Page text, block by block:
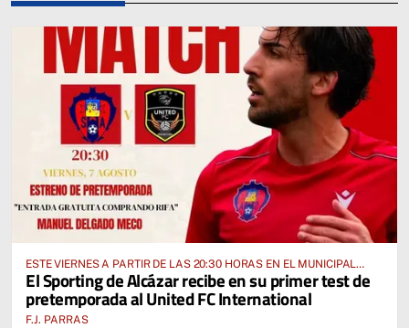
ESTE VIERNES A PARTIR DE LAS 20:30 HORAS EN EL MUNICIPAL
“MANUEL DELGADO MECO”
El Sporting de Alcázar recibe en su primer test de
pretemporada al United FC International
F.J. PARRAS